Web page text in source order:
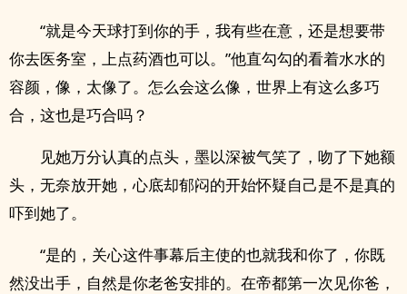
“就是今天球打到你的手，我有些在意，还是想要带
你去医务室，上点药酒也可以。”他直勾勾的看着水水的
容颜，像，太像了。怎么会这么像，世界上有这么多巧
合，这也是巧合吗？
见她万分认真的点头，墨以深被气笑了，吻了下她额
头，无奈放开她，心底却郁闷的开始怀疑自己是不是真的
吓到她了。
“是的，关心这件事幕后主使的也就我和你了，你既
然没出手，自然是你老爸安排的。在帝都第一次见你爸，